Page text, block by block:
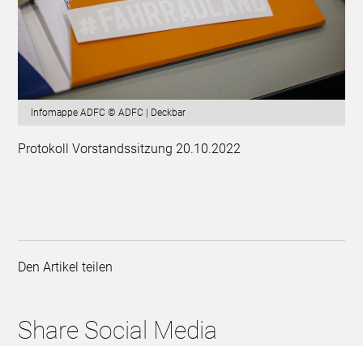
Infomappe ADFC © ADFC | Deckbar
Protokoll Vorstandssitzung 20.10.2022
Den Artikel teilen
Share Social Media